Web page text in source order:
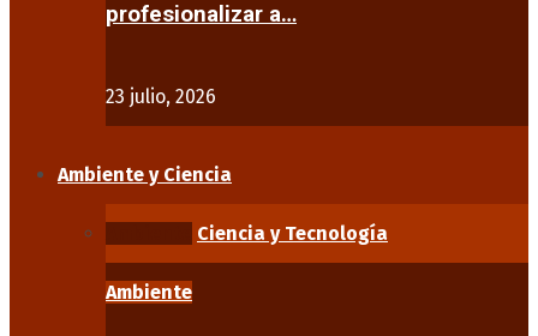
profesionalizar a…
23 julio, 2026
Ambiente y Ciencia
Ciencia y Tecnología
Ambiente